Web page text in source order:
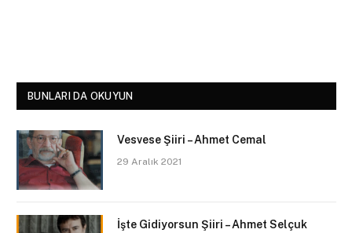
BUNLARI DA OKUYUN
Vesvese Şiiri – Ahmet Cemal
29 Aralık 2021
İşte Gidiyorsun Şiiri – Ahmet Selçuk